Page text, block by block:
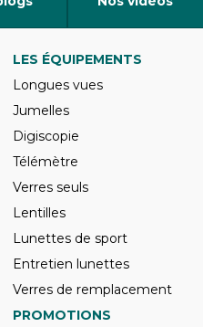
LES ÉQUIPEMENTS
Longues vues
Jumelles
Digiscopie
Télémètre
Verres seuls
Lentilles
Lunettes de sport
Entretien lunettes
Verres de remplacement
PROMOTIONS